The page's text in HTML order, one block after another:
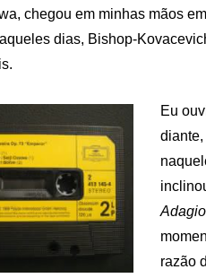
chegou em minhas mãos
dias, Bishop-
Eu
razão